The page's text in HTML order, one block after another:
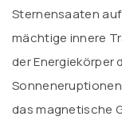
Sternensaaten
mächtige innere
der Energiekörper
das magnetische